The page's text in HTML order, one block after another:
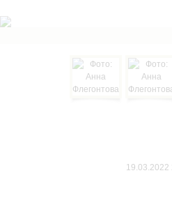
19.03.2022